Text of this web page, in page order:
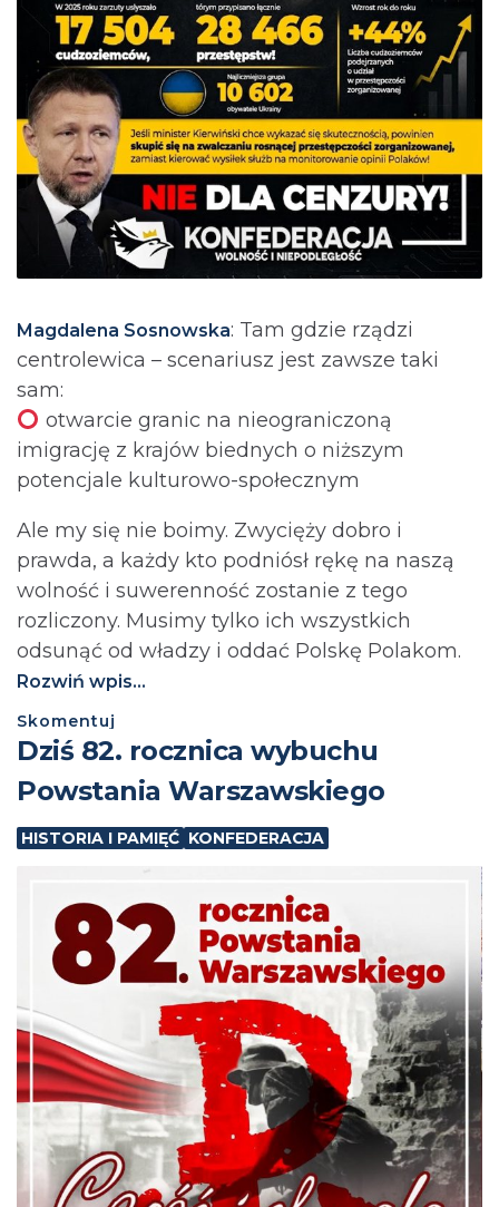
Magdalena Sosnowska: Tam gdzie rządzi
centrolewica – scenariusz jest zawsze taki
sam:
otwarcie granic na nieograniczoną
imigrację z krajów biednych o niższym
potencjale kulturowo-społecznym
Ale my się nie boimy. Zwycięży dobro i
prawda, a każdy kto podniósł rękę na naszą
wolność i suwerenność zostanie z tego
rozliczony. Musimy tylko ich wszystkich
odsunąć od władzy i oddać Polskę Polakom.
Rozwiń wpis...
Skomentuj
Dziś 82. rocznica wybuchu
Powstania Warszawskiego
HISTORIA I PAMIĘĆ KONFEDERACJA